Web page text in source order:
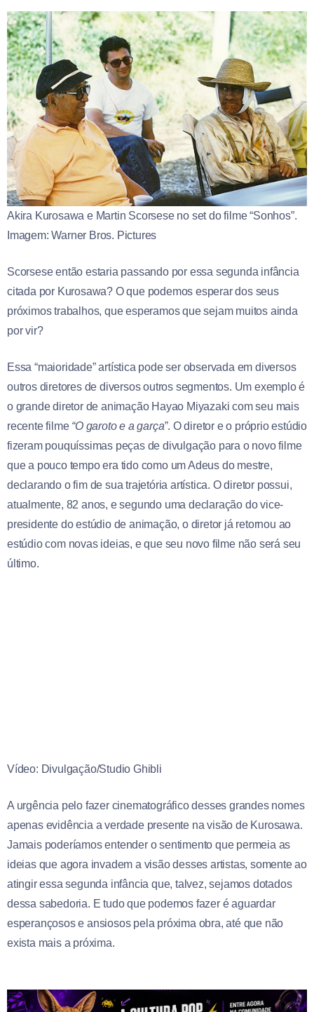
Akira Kurosawa e Martin Scorsese no set do filme “Sonhos”.
Imagem: Warner Bros. Pictures
Scorsese então estaria passando por essa segunda infância
citada por Kurosawa? O que podemos esperar dos seus
próximos trabalhos, que esperamos que sejam muitos ainda
por vir?
Essa “maioridade” artística pode ser observada em diversos
outros diretores de diversos outros segmentos. Um exemplo é
o grande diretor de animação Hayao Miyazaki com seu mais
recente filme “O garoto e a garça”. O diretor e o próprio estúdio
fizeram pouquíssimas peças de divulgação para o novo filme
que a pouco tempo era tido como um Adeus do mestre,
declarando o fim de sua trajetória artística. O diretor possui,
atualmente, 82 anos, e segundo uma declaração do vice-
presidente do estúdio de animação, o diretor já retornou ao
estúdio com novas ideias, e que seu novo filme não será seu
último.
Vídeo: Divulgação/Studio Ghibli
A urgência pelo fazer cinematográfico desses grandes nomes
apenas evidência a verdade presente na visão de Kurosawa.
Jamais poderíamos entender o sentimento que permeia as
ideias que agora invadem a visão desses artistas, somente ao
atingir essa segunda infância que, talvez, sejamos dotados
dessa sabedoria. E tudo que podemos fazer é aguardar
esperançosos e ansiosos pela próxima obra, até que não
exista mais a próxima.